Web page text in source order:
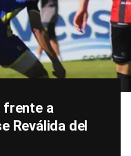
frente a
Reválida del